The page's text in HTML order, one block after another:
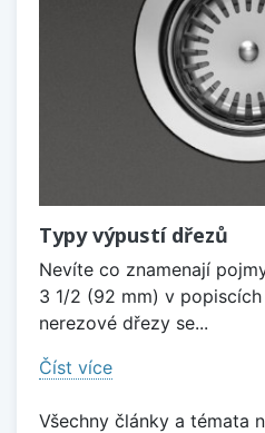
Typy výpustí dřezů
Nevíte co znamenají
3 1/2 (92 mm) v
nerezové dřezy se...
Číst více
Všechny články a témata